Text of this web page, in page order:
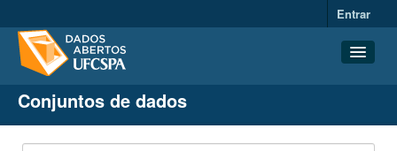
Entrar
Conjuntos de dados
Organizações
Conjuntos de dados